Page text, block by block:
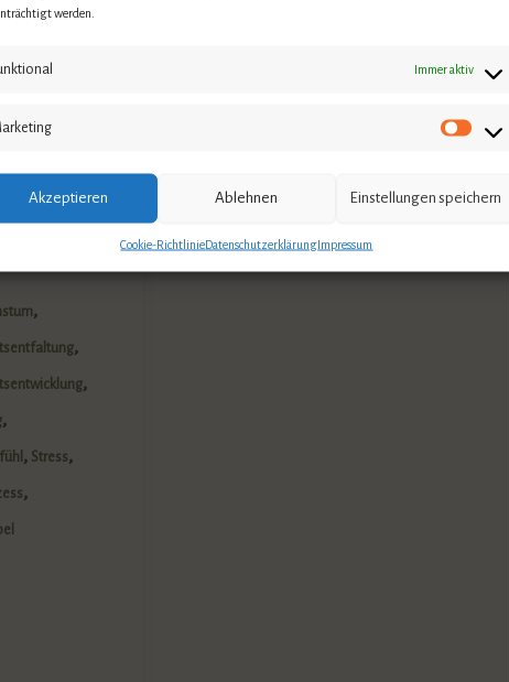
werden.
Immer aktiv
Akzeptieren Ablehnen Einstellungen speichern
Cookie-RichtlinieDatenschutzerklärungImpressum
für
ich
die im
Erfüllung
suchen.
,
,
,
,
, Stress,
,